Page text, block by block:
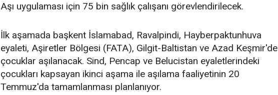
Aşı uygulaması için 75 bin sağlık çalışanı görevlendirilecek.
İlk aşamada başkent İslamabad, Ravalpindi, Hayberpaktunhuva
eyaleti, Aşiretler Bölgesi (FATA), Gilgit-Baltistan ve Azad Keşmir'de
çocuklar aşılanacak. Sind, Pencap ve Belucistan eyaletlerindeki
çocukları kapsayan ikinci aşama ile aşılama faaliyetinin 20
Temmuz'da tamamlanması planlanıyor.